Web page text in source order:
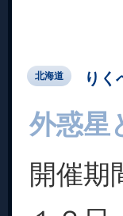
北海道 りく
外惑星
開催期